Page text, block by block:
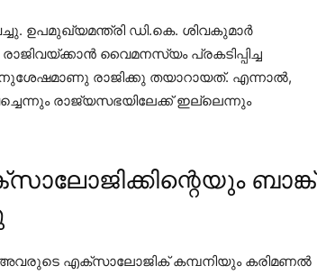
ഉപമുഖ്യമന്ത്രി ഡി.കെ. ശിവകുമാര്‍
വൈമനസ്യം പ്രകടിപ്പിച്ച
രാജിക്കു തയാറായത്. എന്നാല്‍,
രാജ്യസഭയിലേക്ക് ഇല്ലെന്നും
ബാങ്ക്
അവരുടെ എക്സാലോജിക് കമ്പനിയും കരിമണല്‍